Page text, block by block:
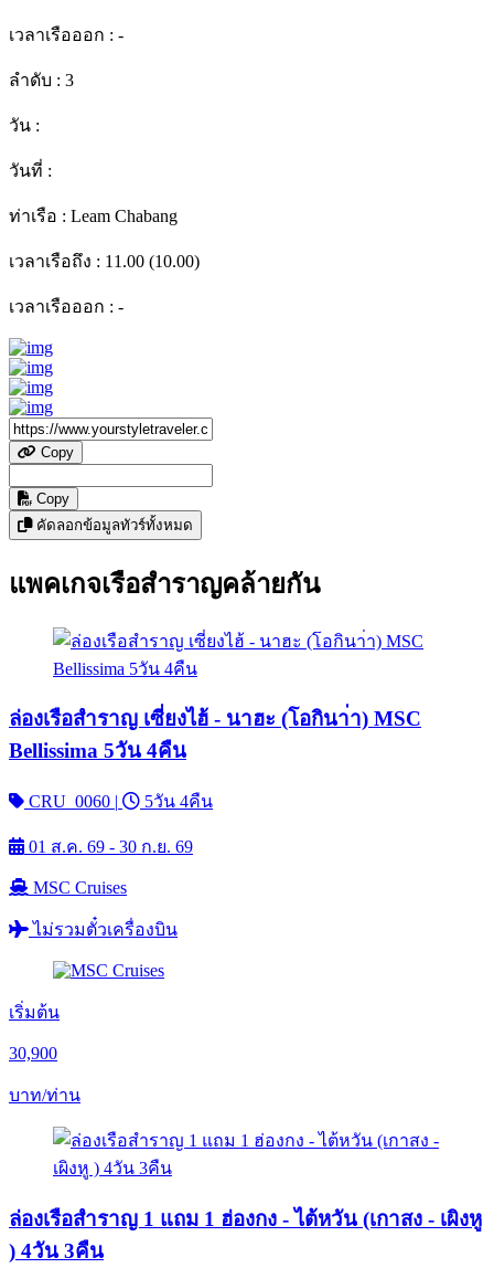
เวลาเรือออก : -
ลำดับ : 3
วัน :
วันที่ :
ท่าเรือ : Leam Chabang
เวลาเรือถึง : 11.00 (10.00)
เวลาเรือออก : -
Copy
Copy
คัดลอกข้อมูลทัวร์ทั้งหมด
แพคเกจเรือสำราญคล้ายกัน
ล่องเรือสำราญ เซี่ยงไฮ้ - นาฮะ (โอกินา่า) MSC
Bellissima 5วัน 4คืน
CRU_0060 | 5วัน 4คืน
01 ส.ค. 69 - 30 ก.ย. 69
MSC Cruises
ไม่รวมตั๋วเครื่องบิน
เริ่มต้น
30,900
บาท/ท่าน
ล่องเรือสำราญ 1 แถม 1 ฮ่องกง - ไต้หวัน (เกาสง - เผิงหู
) 4วัน 3คืน